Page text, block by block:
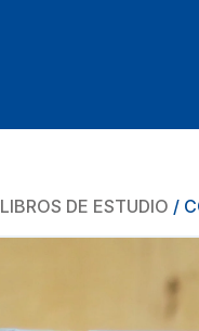
LIBROS DE ESTUDIO /